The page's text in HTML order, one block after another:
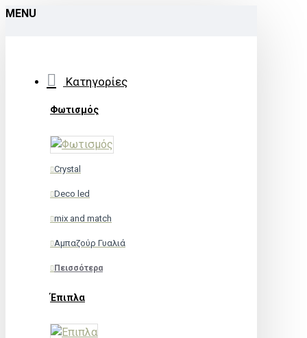
MENU
Κατηγορίες
Φωτισμός
Crystal
Deco led
mix and match
Αμπαζούρ Γυαλιά
Πεισσότερα
Έπιπλα